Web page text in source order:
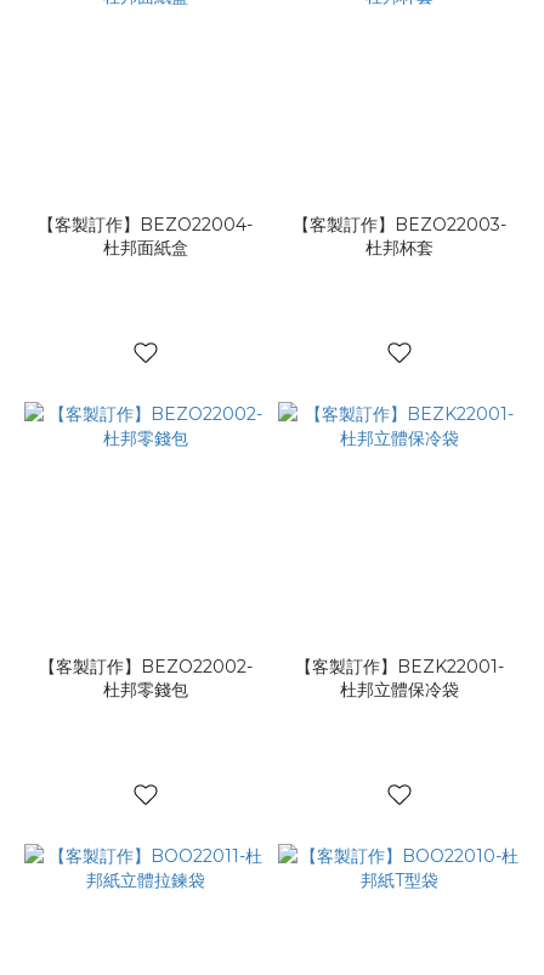
【客製訂作】BEZO22004-
杜邦面紙盒
【客製訂作】BEZO22003-
杜邦杯套
【客製訂作】BEZO22002-
杜邦零錢包
【客製訂作】BEZK22001-
杜邦立體保冷袋